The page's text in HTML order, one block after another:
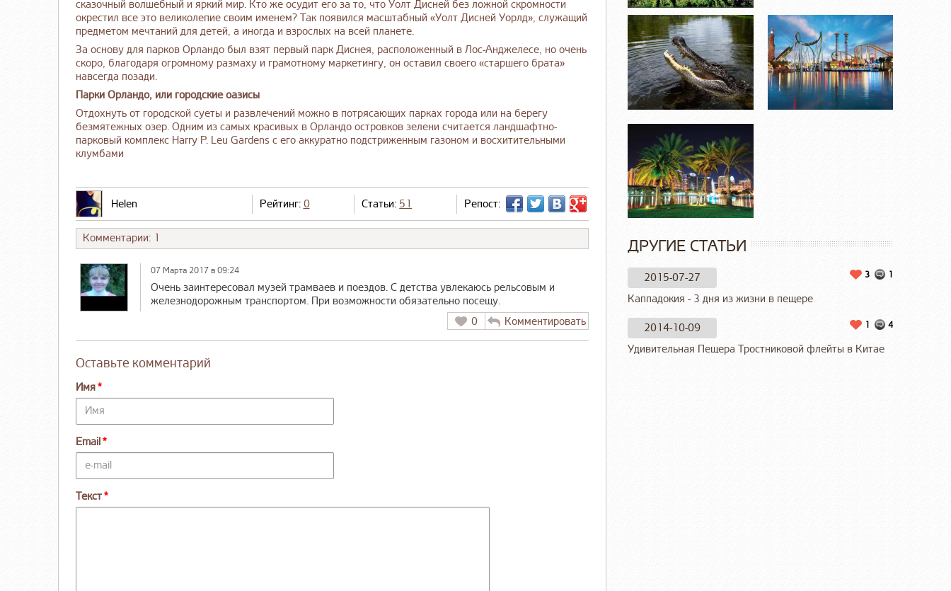
сказочный волшебный и яркий мир. Кто же осудит его за то, что Уолт Дисней без ложной скромности
окрестил все это великолепие своим именем? Так появился масштабный «Уолт Дисней Уорлд», служащий
предметом мечтаний для детей, а иногда и взрослых на всей планете.
За основу для парков Орландо был взят первый парк Диснея, расположенный в Лос-Анджелесе, но очень
скоро, благодаря огромному размаху и грамотному маркетингу, он оставил своего «старшего брата»
навсегда позади.
Парки Орландо, или городские оазисы
Отдохнуть от городской суеты и развлечений можно в потрясающих парках города или на берегу
безмятежных озер. Одним из самых красивых в Орландо островков зелени считается ландшафтно-
парковый комплекс Harry P. Leu Gardens с его аккуратно подстриженным газоном и восхитительными
клумбами
Helen Рейтинг: 0 Статьи: 51 Репост:
Комментарии: 1
07 Марта 2017 в 09:24
Очень заинтересовал музей трамваев и поездов. С детства увлекаюсь рельсовым и
железнодорожным транспортом. При возможности обязательно посещу.
0
Комментировать
Оставьте комментарий
Имя
Email
Текст
ДРУГИЕ СТАТЬИ
2015-07-27 1
3
Каппадокия - 3 дня из жизни в пещере
2014-10-09 4
1
Удивительная Пещера Тростниковой флейты в Китае